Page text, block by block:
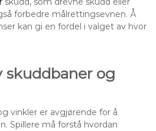
forbedre målrettingsevnen. Å
kan gi en fordel i valget av hvor
skuddbaner og
vinkler er avgjørende for å
Spillere må forstå hvordan